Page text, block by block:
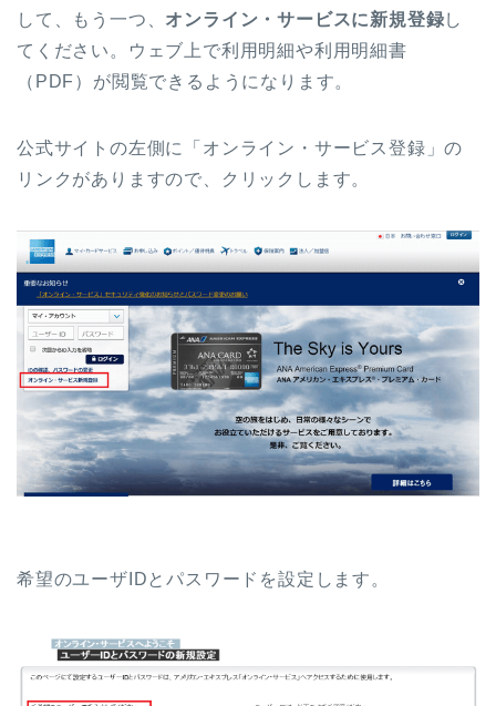
して、もう一つ、 オンライン・サービスに新規登録し
てください。ウェブ上で利用明細や利用明細書
（PDF）が閲覧できるようになります。
公式サイトの左側に「オンライン・サービス登録」の
リンクがありますので、クリックします。
希望のユーザIDとパスワードを設定します。